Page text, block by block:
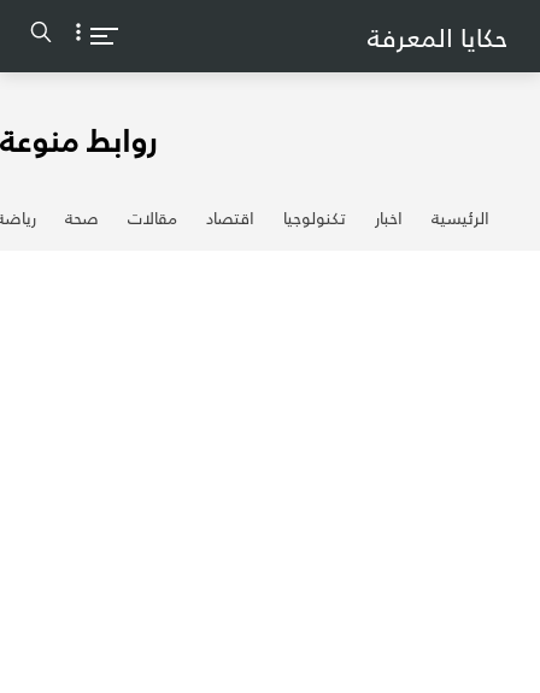
حكايا المعرفة
روابط منوعة
الرئيسية اخبار تكنولوجيا اقتصاد مقالات صحة